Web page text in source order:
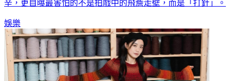
辛，更自曝最害怕的不是拍戲中的飛簷走壁，而是「打針」。
娛樂